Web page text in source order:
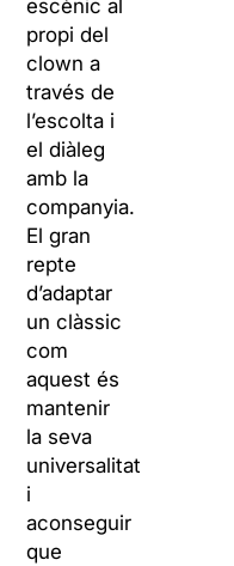
escènic al
propi del
clown a
través de
l’escolta i
el diàleg
amb la
companyia.
El gran
repte
d’adaptar
un clàssic
com
aquest és
mantenir
la seva
universalitat
i
aconseguir
que